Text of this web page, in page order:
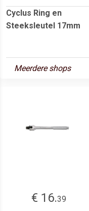
Cyclus Ring en
Steeksleutel 17mm
Meerdere shops
€ 16.39